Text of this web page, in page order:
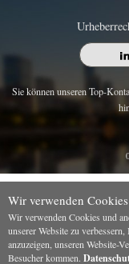
Sie können unseren Top-
Wir verwenden Cookies
Wir verwenden Cookies und
unserer Website zu
anzuzeigen, unseren Website-
Besucher kommen.